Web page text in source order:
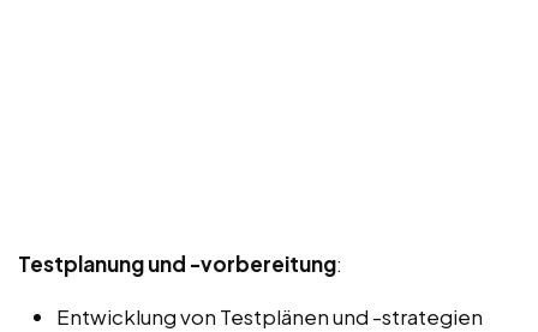
Testplanung und -vorbereitung:
Entwicklung von Testplänen und -strategien